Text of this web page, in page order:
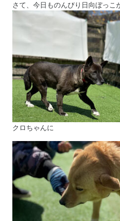
さて、今日ものんびり日向ぼっこ
クロちゃんに